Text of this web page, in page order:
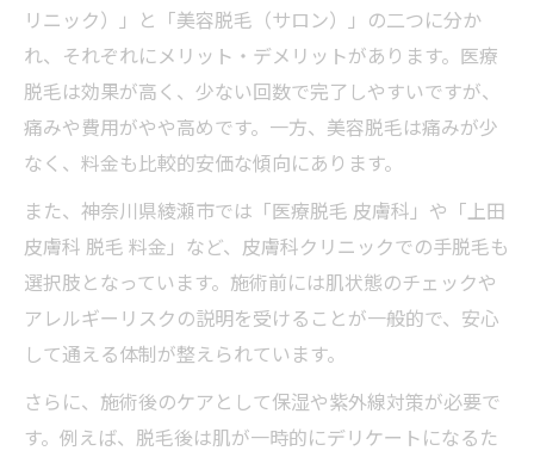
リニック）」と「美容脱毛（サロン）」の二つに分か
れ、それぞれにメリット・デメリットがあります。医療
脱毛は効果が高く、少ない回数で完了しやすいですが、
痛みや費用がやや高めです。一方、美容脱毛は痛みが少
なく、料金も比較的安価な傾向にあります。
また、神奈川県綾瀬市では「医療脱毛 皮膚科」や「上田
皮膚科 脱毛 料金」など、皮膚科クリニックでの手脱毛も
選択肢となっています。施術前には肌状態のチェックや
アレルギーリスクの説明を受けることが一般的で、安心
して通える体制が整えられています。
さらに、施術後のケアとして保湿や紫外線対策が必要で
す。例えば、脱毛後は肌が一時的にデリケートになるた